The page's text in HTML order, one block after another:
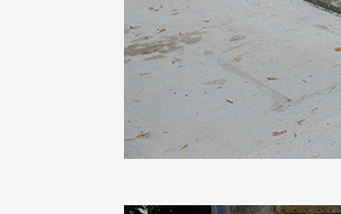
Visites d'ateliers
Production vidéo